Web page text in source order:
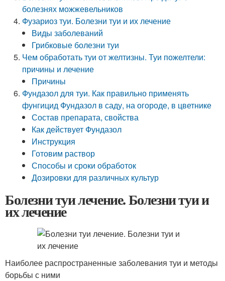
болезнях можжевельников
Фузариоз туи. Болезни туи и их лечение
Виды заболеваний
Грибковые болезни туи
Чем обработать туи от желтизны. Туи пожелтели:
причины и лечение
Причины
Фундазол для туи. Как правильно применять
фунгицид Фундазол в саду, на огороде, в цветнике
Состав препарата, свойства
Как действует Фундазол
Инструкция
Готовим раствор
Способы и сроки обработок
Дозировки для различных культур
Болезни туи лечение. Болезни туи и
их лечение
Наиболее распространенные заболевания туи и методы
борьбы с ними